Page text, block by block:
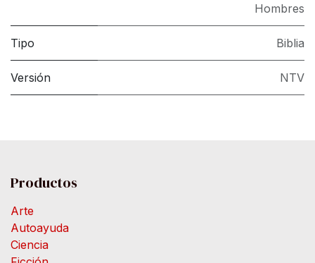
Hombres
Tipo Biblia
Versión NTV
Productos
Arte
Autoayuda
Ciencia